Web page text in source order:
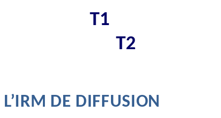
T1
T2
L’IRM DE DIFFUSION